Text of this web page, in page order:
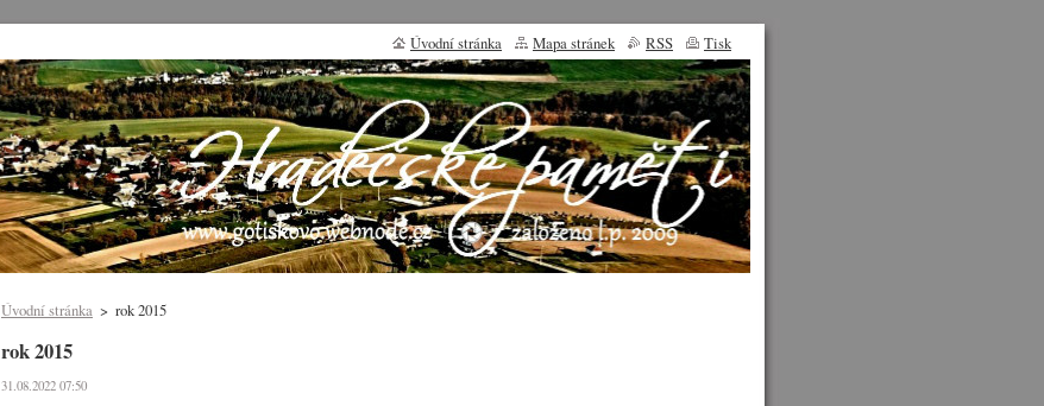
Úvodní stránka > rok 2015
rok 2015
31.08.2022 07:50
Úvodní stránka Mapa stránek RSS Tisk